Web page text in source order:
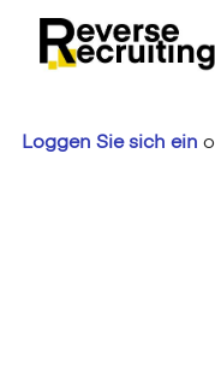
content
Loggen Sie sich ein